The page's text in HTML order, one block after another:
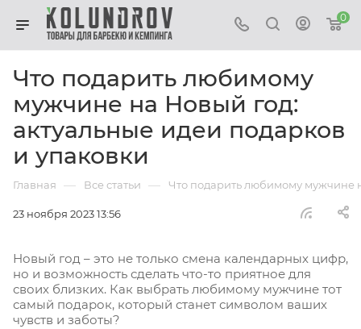
0
Что подарить любимому
мужчине на Новый год:
актуальные идеи подарков
и упаковки
Главная — Все статьи — Что подарить любимому мужчине
23 ноября 2023 13:56
Новый год – это не только смена календарных цифр,
но и возможность сделать что-то приятное для
своих близких. Как выбрать любимому мужчине тот
самый подарок, который станет символом ваших
чувств и заботы?